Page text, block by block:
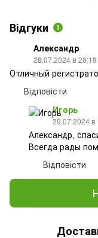
Відгуки 1
Александр
28.07.2024 в 20:18
Отличный
Відповісти
Игорь
29.07.2024 в
Александр,
Всегда рады
Відповісти